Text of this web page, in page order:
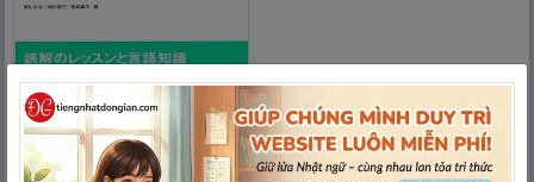
1. Giáo Trình Taisaku Mondai
& Yoten Seiri N2